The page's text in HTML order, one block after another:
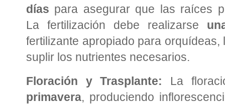
días para asegurar que las raíces
La fertilización debe realizarse
fertilizante apropiado para
suplir los nutrientes necesarios.
Floración y Trasplante: La
primavera, produciendo